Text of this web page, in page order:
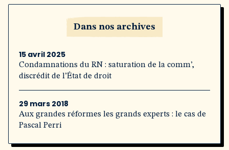
Dans nos archives
15 avril 2025
Condamnations du RN : saturation de la comm’,
discrédit de l’État de droit
29 mars 2018
Aux grandes réformes les grands experts : le cas de
Pascal Perri